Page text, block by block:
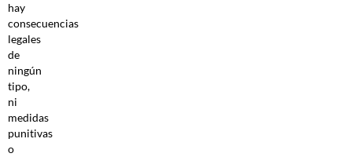
hay
consecuencias
legales
de
ningún
tipo,
ni
medidas
punitivas
o